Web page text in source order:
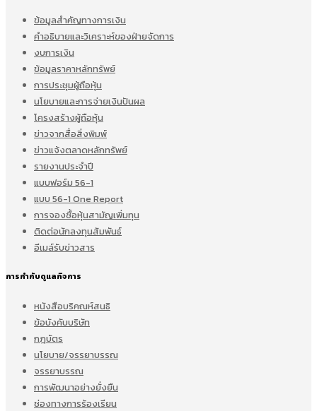
ข้อมูลสำคัญทางการเงิน
คำอธิบายและวิเคราะห์ของฝ่ายจัดการ
งบการเงิน
ข้อมูลราคาหลักทรัพย์
การประชุมผู้ถือหุ้น
นโยบายและการจ่ายเงินปันผล
โครงสร้างผู้ถือหุ้น
ข่าวจากสื่อสิ่งพิมพ์
ข่าวแจ้งตลาดหลักทรัพย์
รายงานประจำปี
แบบฟอร์ม 56-1
แบบ 56-1 One Report
การจองซื้อหุ้นสามัญเพิ่มทุน
ติดต่อนักลงทุนสัมพันธ์
อีเมล์รับข่าวสาร
การกำกับดูแลกิจการ
หนังสือบริคณห์สนธิ
ข้อบังคับบริษัท
กฎบัตร
นโยบาย/จรรยาบรรณ
จรรยาบรรณ
การพัฒนาอย่างยั่งยืน
ช่องทางการร้องเรียน